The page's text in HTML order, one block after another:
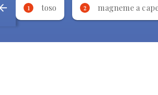
1 toso 2 magneme a